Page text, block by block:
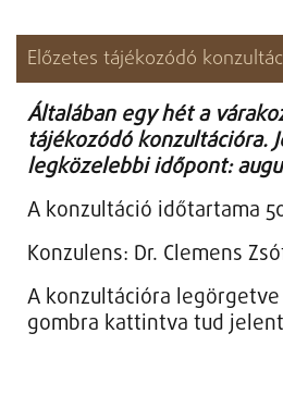
Előzetes tájékozódó
Általában egy hét a
tájékozódó konzultációra.
legközelebbi időpont:
A konzultáció időtartama
Konzulens: Dr. Clemens
A konzultációra legörgetve
gombra kattintva tud